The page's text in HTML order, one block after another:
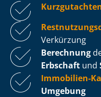
Verkürzung
Berechnung
Erbschaft und
Immobilien-
Umgebung